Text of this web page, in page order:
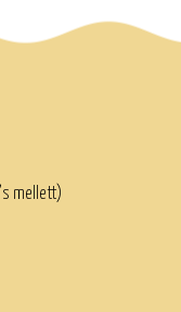
mellett)